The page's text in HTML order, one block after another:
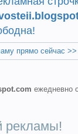
прямо сейчас >>
ежедневно
рекламы!